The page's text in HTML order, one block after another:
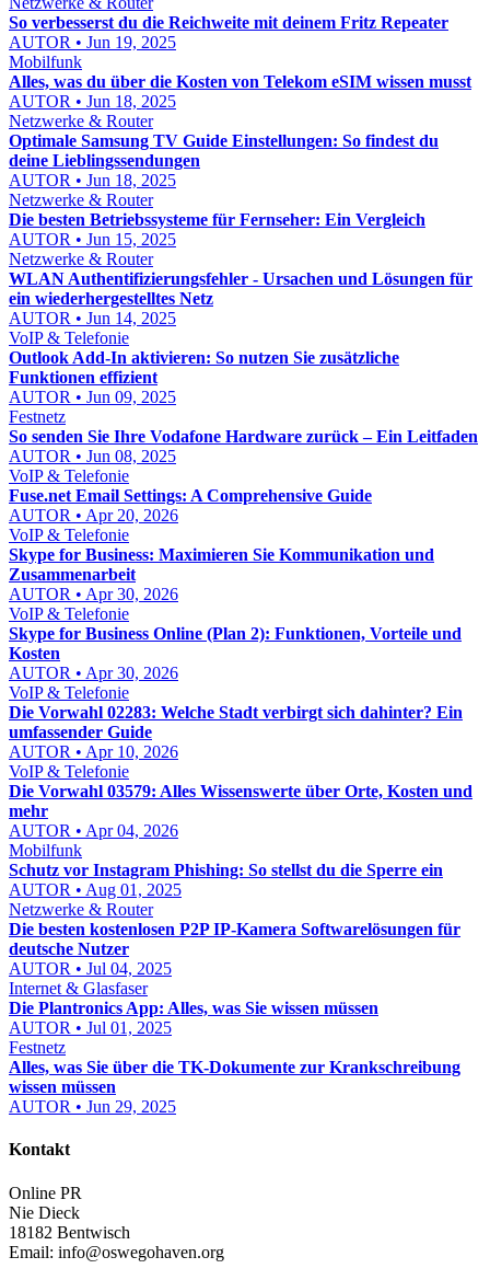
So verbesserst du die Reichweite mit deinem Fritz Repeater
AUTOR • Jun 19, 2025
Mobilfunk
Alles, was du über die Kosten von Telekom eSIM wissen musst
AUTOR • Jun 18, 2025
Netzwerke & Router
Optimale Samsung TV Guide Einstellungen: So findest du
deine Lieblingssendungen
AUTOR • Jun 18, 2025
Netzwerke & Router
Die besten Betriebssysteme für Fernseher: Ein Vergleich
AUTOR • Jun 15, 2025
Netzwerke & Router
WLAN Authentifizierungsfehler - Ursachen und Lösungen für
ein wiederhergestelltes Netz
AUTOR • Jun 14, 2025
VoIP & Telefonie
Outlook Add-In aktivieren: So nutzen Sie zusätzliche
Funktionen effizient
AUTOR • Jun 09, 2025
Festnetz
So senden Sie Ihre Vodafone Hardware zurück – Ein Leitfaden
AUTOR • Jun 08, 2025
VoIP & Telefonie
Fuse.net Email Settings: A Comprehensive Guide
AUTOR • Apr 20, 2026
VoIP & Telefonie
Skype for Business: Maximieren Sie Kommunikation und
Zusammenarbeit
AUTOR • Apr 30, 2026
VoIP & Telefonie
Skype for Business Online (Plan 2): Funktionen, Vorteile und
Kosten
AUTOR • Apr 30, 2026
VoIP & Telefonie
Die Vorwahl 02283: Welche Stadt verbirgt sich dahinter? Ein
umfassender Guide
AUTOR • Apr 10, 2026
VoIP & Telefonie
Die Vorwahl 03579: Alles Wissenswerte über Orte, Kosten und
mehr
AUTOR • Apr 04, 2026
Mobilfunk
Schutz vor Instagram Phishing: So stellst du die Sperre ein
AUTOR • Aug 01, 2025
Netzwerke & Router
Die besten kostenlosen P2P IP-Kamera Softwarelösungen für
deutsche Nutzer
AUTOR • Jul 04, 2025
Internet & Glasfaser
Die Plantronics App: Alles, was Sie wissen müssen
AUTOR • Jul 01, 2025
Festnetz
Alles, was Sie über die TK-Dokumente zur Krankschreibung
wissen müssen
AUTOR • Jun 29, 2025
Kontakt
Online PR
Nie Dieck
18182 Bentwisch
Email: info@oswegohaven.org